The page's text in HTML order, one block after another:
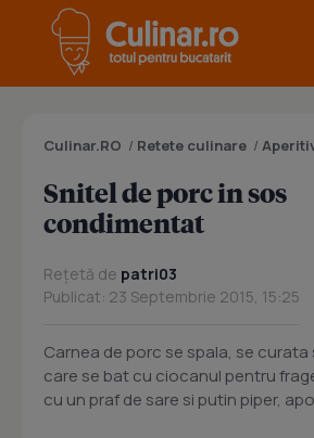
Culinar.RO / Retete culinare /
Snitel de porc in sos
condimentat
Rețetă de patri03
Publicat: 23 Septembrie 2015, 15:25
Carnea de porc se spala, se curata
care se bat cu ciocanul pentru
cu un praf de sare si putin piper,